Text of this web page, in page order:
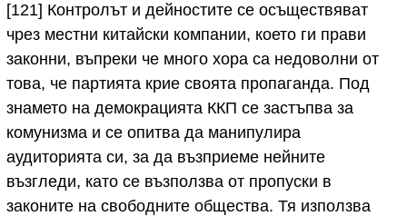
[121] Контролът и дейностите се осъществяват
чрез местни китайски компании, което ги прави
законни, въпреки че много хора са недоволни от
това, че партията крие своята пропаганда. Под
знамето на демокрацията ККП се застъпва за
комунизма и се опитва да манипулира
аудиторията си, за да възприеме нейните
възгледи, като се възползва от пропуски в
законите на свободните общества. Тя използва